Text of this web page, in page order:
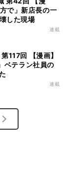
で」新店長の一
した現場
連載
117回 【漫画】
ベテラン社員の
連載